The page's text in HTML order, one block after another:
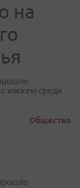
на
хоккею среди
Общество